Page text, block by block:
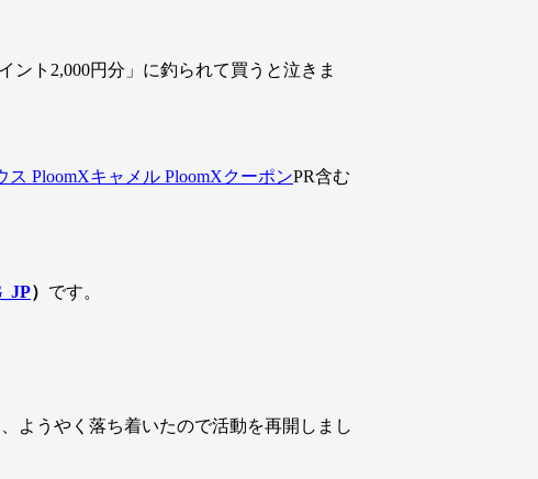
ス PloomXキャメル PloomXクーポンPR含む
） です。
ようやく落ち着いたので活動を再開しまし